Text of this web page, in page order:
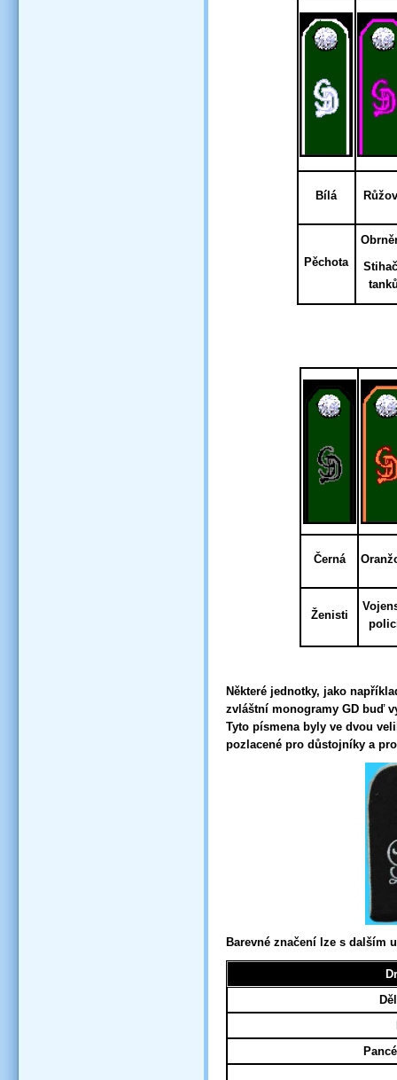
Bílá
Pěchota
Černá
Ženisti
Některé jednotky, jako
zvláštní monogramy GD buď
Tyto písmena byly ve dvou
pozlacené pro důstojníky a
Barevné značení lze s dalším